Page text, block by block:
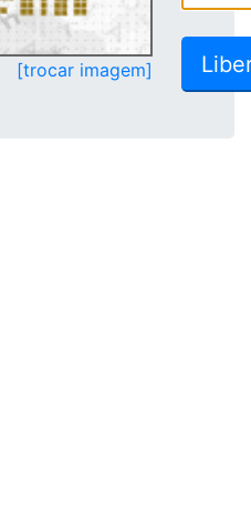
[trocar imagem]